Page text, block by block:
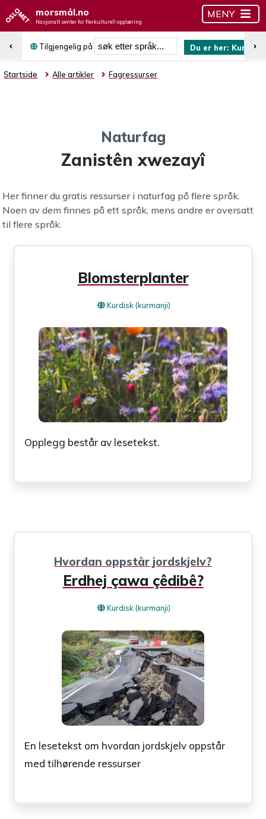
morsmål.no
Nasjonalt senter for flerkulturell opplæring
MENY
Tilgjengelig på
Søk etter språk
Du er her: Kurdisk
‹ ›
Startside Alle artikler Fagressurser
Naturfag
Zanistên xwezayî
Her finner du gratis ressurser i naturfag på flere språk.
Noen av dem finnes på ett språk, mens andre er oversatt
til flere språk.
Blomsterplanter
Kurdisk (kurmanji)
Opplegg består av lesetekst.
Hvordan oppstår jordskjelv?
Erdhej çawa çêdibê?
Kurdisk (kurmanji)
En lesetekst om hvordan jordskjelv oppstår
med tilhørende ressurser